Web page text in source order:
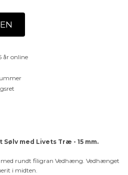
år online
med Livets Træ - 15 mm.
rundt filigran Vedhæng. Vedhænget
i midten.